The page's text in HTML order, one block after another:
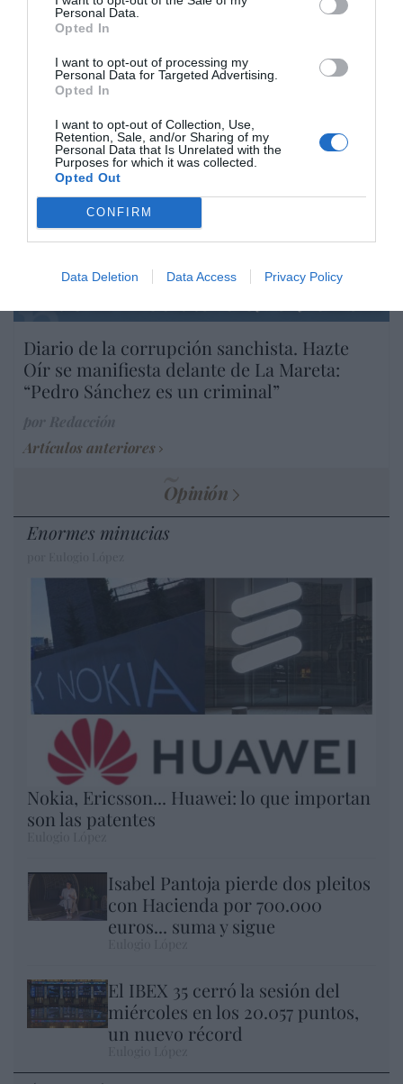
Personal Data.
Opted In
I want to opt-out of processing my
Personal Data for Targeted Advertising.
Opted In
I want to opt-out of Collection, Use,
Retention, Sale, and/or Sharing of my
Personal Data that Is Unrelated with the
Purposes for which it was collected.
Opted Out
CONFIRM
Data Deletion Data Access Privacy Policy
Los ceutíes piden a los españoles que les
ayudemos, mientras el presidente del
Eulogio López 10/08/26 08:35
Marcelo Gullo: “El trabajo de desmitificar la
historia, de poner la verdadera, de
desmontar la falsificación, es un trabajo
cristiano"
por Hispanidad
Diario de la corrupción sanchista. Hazte
Oír se manifiesta delante de La Mareta:
“Pedro Sánchez es un criminal”
Artículos anteriores
Opinión
Enormes minucias
Nokia, Ericsson... Huawei: lo que importan
son las patentes
Isabel Pantoja pierde dos pleitos
con Hacienda por 700.000
euros... suma y sigue
El IBEX 35 cerró la sesión del
miércoles en los 20.057 puntos,
un nuevo récord